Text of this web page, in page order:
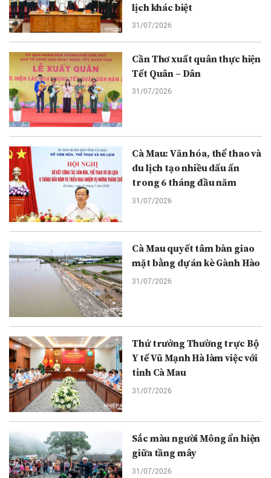
lịch khác biệt
31/07/2026
Cần Thơ xuất quân thực hiện
Tết Quân – Dân
31/07/2026
Cà Mau: Văn hóa, thể thao và
du lịch tạo nhiều dấu ấn
trong 6 tháng đầu năm
31/07/2026
Cà Mau quyết tâm bàn giao
mặt bằng dự án kè Gành Hào
31/07/2026
Thứ trưởng Thường trực Bộ
Y tế Vũ Mạnh Hà làm việc với
tỉnh Cà Mau
31/07/2026
Sắc màu người Mông ẩn hiện
giữa tầng mây
31/07/2026